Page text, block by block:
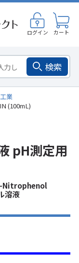
ログイン カート
検索
業
(100mL)
pH測定用
Nitrophenol
溶液